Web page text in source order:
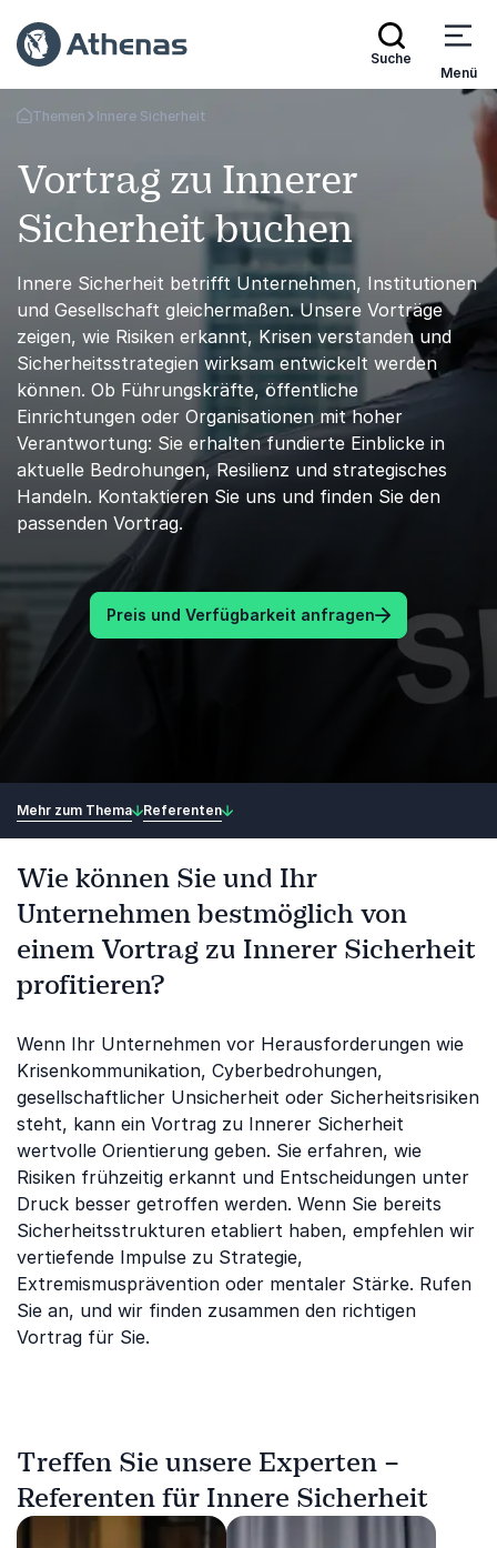
Suche
Menü
Zurück zur Startseite
Themen Innere Sicherheit
Vortrag zu Innerer
Sicherheit buchen
Innere Sicherheit betrifft Unternehmen, Institutionen
und Gesellschaft gleichermaßen. Unsere Vorträge
zeigen, wie Risiken erkannt, Krisen verstanden und
Sicherheitsstrategien wirksam entwickelt werden
können. Ob Führungskräfte, öffentliche
Einrichtungen oder Organisationen mit hoher
Verantwortung: Sie erhalten fundierte Einblicke in
aktuelle Bedrohungen, Resilienz und strategisches
Handeln. Kontaktieren Sie uns und finden Sie den
passenden Vortrag.
Preis und Verfügbarkeit anfragen
Mehr zum Thema Referenten
Wie können Sie und Ihr
Unternehmen bestmöglich von
einem Vortrag zu Innerer Sicherheit
profitieren?
Wenn Ihr Unternehmen vor Herausforderungen wie
Krisenkommunikation, Cyberbedrohungen,
gesellschaftlicher Unsicherheit oder Sicherheitsrisiken
steht, kann ein Vortrag zu Innerer Sicherheit
wertvolle Orientierung geben. Sie erfahren, wie
Risiken frühzeitig erkannt und Entscheidungen unter
Druck besser getroffen werden. Wenn Sie bereits
Sicherheitsstrukturen etabliert haben, empfehlen wir
vertiefende Impulse zu Strategie,
Extremismusprävention oder mentaler Stärke. Rufen
Sie an, und wir finden zusammen den richtigen
Vortrag für Sie.
Treffen Sie unsere Experten –
Referenten für Innere Sicherheit